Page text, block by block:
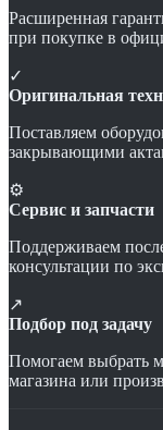
Расширенная
при покупке в
✓
Оригинальная
Поставляем
закрывающими
⚙
Сервис и запчасти
Поддерживаем
консультации по
↗
Подбор под задачу
Помогаем выбрать
магазина или